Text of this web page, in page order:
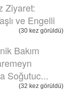
Ziyaret:
ve Engelli
(30 kez görüldü)
Bakım
Soğutuc...
(32 kez görüldü)